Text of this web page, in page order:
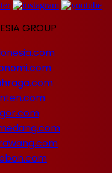
GROUP